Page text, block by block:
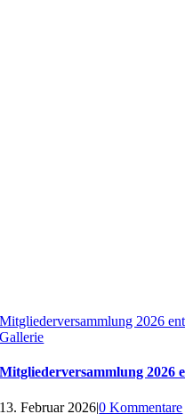
Mitgliederversammlung 2026
Gallerie
Mitgliederversammlung 2026
13. Februar 2026|0 Kommentare